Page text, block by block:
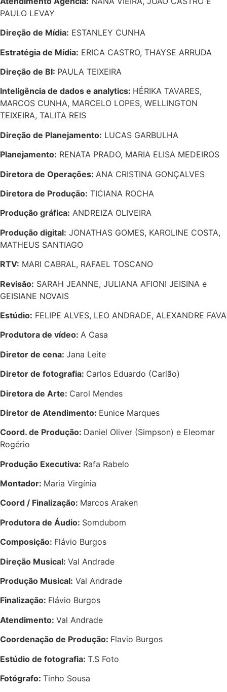
PAULO LEVAY
Direção de Mídia: ESTANLEY CUNHA
Estratégia de Mídia: ERICA CASTRO, THAYSE ARRUDA
Direção de BI: PAULA TEIXEIRA
Inteligência de dados e analytics: HÉRIKA TAVARES,
MARCOS CUNHA, MARCELO LOPES, WELLINGTON
TEIXEIRA, TALITA REIS
Direção de Planejamento: LUCAS GARBULHA
Planejamento: RENATA PRADO, MARIA ELISA MEDEIROS
Diretora de Operações: ANA CRISTINA GONÇALVES
Diretora de Produção: TICIANA ROCHA
Produção gráfica: ANDREIZA OLIVEIRA
Produção digital: JONATHAS GOMES, KAROLINE COSTA,
MATHEUS SANTIAGO
RTV: MARI CABRAL, RAFAEL TOSCANO
Revisão: SARAH JEANNE, JULIANA AFIONI JEISINA e
GEISIANE NOVAIS
Estúdio: FELIPE ALVES, LEO ANDRADE, ALEXANDRE FAVA
Produtora de vídeo: A Casa
Diretor de cena: Jana Leite
Diretor de fotografia: Carlos Eduardo (Carlão)
Diretora de Arte: Carol Mendes
Diretor de Atendimento: Eunice Marques
Coord. de Produção: Daniel Oliver (Simpson) e Eleomar
Rogério
Produção Executiva: Rafa Rabelo
Montador: Maria Virgínia
Coord / Finalização: Marcos Araken
Produtora de Áudio: Somdubom
Composição: Flávio Burgos
Direção Musical: Val Andrade
Produção Musical: Val Andrade
Finalização: Flávio Burgos
Atendimento: Val Andrade
Coordenação de Produção: Flavio Burgos
Estúdio de fotografia: T.S Foto
Fotógrafo: Tinho Sousa